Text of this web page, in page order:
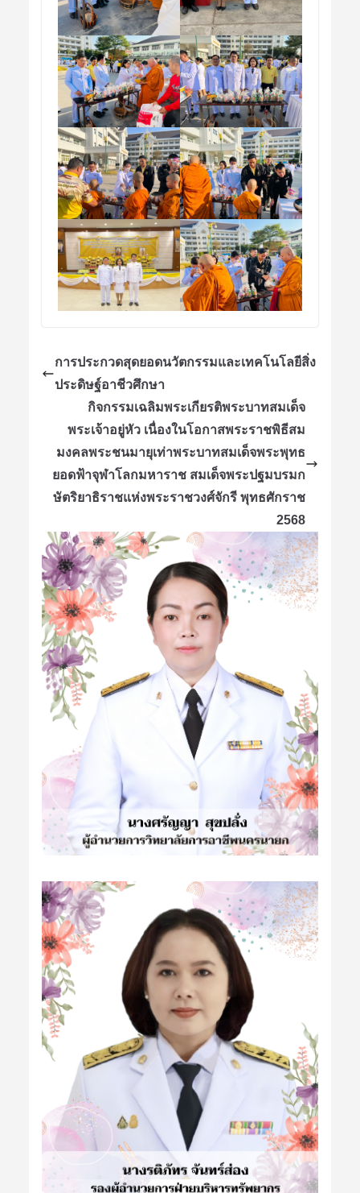
การประกวดสุดยอดนวัตกรรมและเทคโนโลยีสิ่ง
ประดิษฐ์อาชีวศึกษา
กิจกรรมเฉลิมพระเกียรติพระบาทสมเด็จ
พระเจ้าอยู่หัว เนื่องในโอกาสพระราชพิธีสม
มงคลพระชนมายุเท่าพระบาทสมเด็จพระพุทธ
ยอดฟ้าจุฬาโลกมหาราช สมเด็จพระปฐมบรมก
ษัตริยาธิราชแห่งพระราชวงศ์จักรี พุทธศักราช
2568